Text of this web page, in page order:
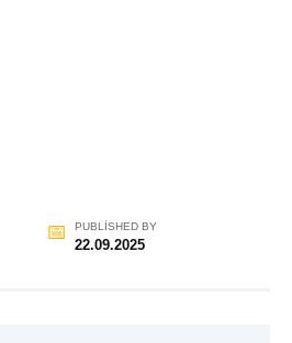
PUBLISHED BY
22.09.2025